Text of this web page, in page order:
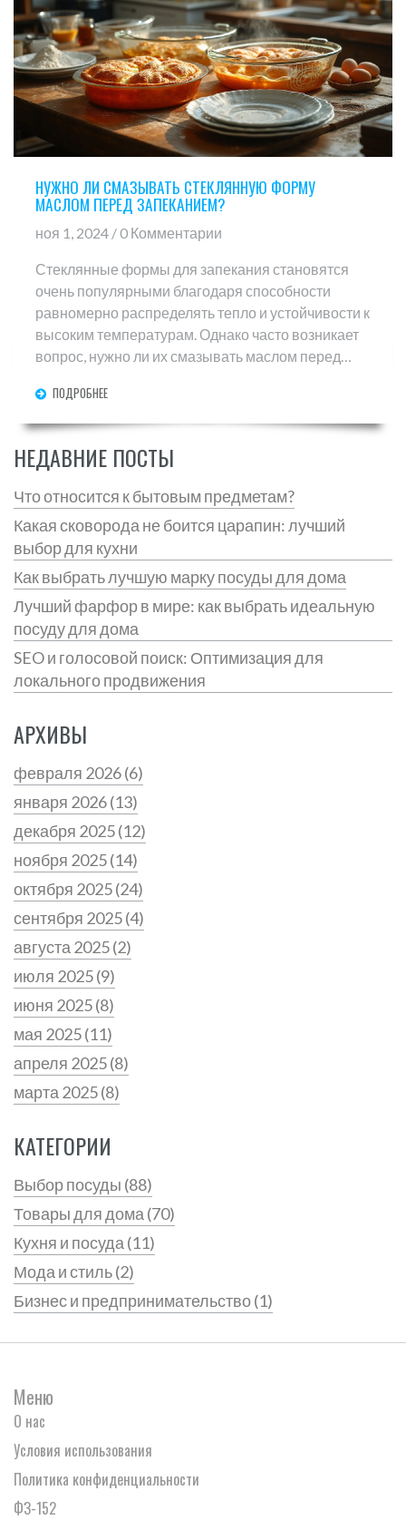
НУЖНО ЛИ СМАЗЫВАТЬ СТЕКЛЯННУЮ ФОРМУ
МАСЛОМ ПЕРЕД ЗАПЕКАНИЕМ?
ноя 1, 2024 / 0 Комментарии
Стеклянные формы для запекания становятся
очень популярными благодаря способности
равномерно распределять тепло и устойчивости к
высоким температурам. Однако часто возникает
вопрос, нужно ли их смазывать маслом перед
прилипание пищи. В статье будут рассмотрены
советы по уходу за такой посудой и различные
излишнего использования масла. Также мы
ухаживать за ней, чтобы ваша выпечка всегда
удавалась.
ПОДРОБНЕЕ
НЕДАВНИЕ ПОСТЫ
Что относится к бытовым предметам?
Какая сковорода не боится царапин: лучший
выбор для кухни
Как выбрать лучшую марку посуды для дома
Лучший фарфор в мире: как выбрать идеальную
посуду для дома
SEO и голосовой поиск: Оптимизация для
локального продвижения
АРХИВЫ
февраля 2026(6)
января 2026(13)
декабря 2025(12)
ноября 2025(14)
октября 2025(24)
сентября 2025(4)
августа 2025(2)
июля 2025(9)
июня 2025(8)
мая 2025(11)
апреля 2025(8)
марта 2025(8)
КАТЕГОРИИ
Выбор посуды (88)
Товары для дома (70)
Кухня и посуда (11)
Мода и стиль(2)
Бизнес и предпринимательство(1)
Меню
О нас
Условия использования
Политика конфиденциальности
ФЗ-152